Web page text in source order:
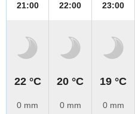
21:00
22 °C
0 mm
22:00
20 °C
0 mm
23:00
19 °C
0 mm